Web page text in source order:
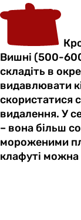
Вишні (500-
складіть в
видавлювати
скористатися
видалення. У
– вона більш
мороженими
клафуті можна